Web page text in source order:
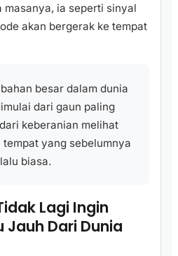
masanya, ia seperti sinyal
akan bergerak ke tempat
besar dalam dunia
dari gaun paling
keberanian melihat
tempat yang sebelumnya
biasa.
Lagi Ingin
Dari Dunia